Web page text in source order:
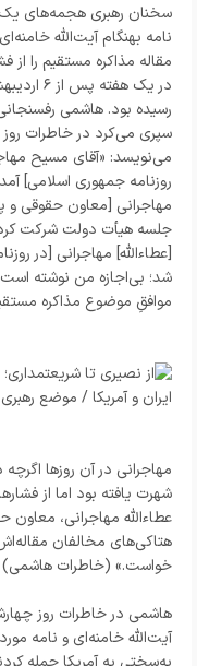
سخنان رهبری هجمه‌های یک
نامه بهنگام آیت‌الله
مقاله مذاکره مستقیم را
در یک
رسیده بود. هاشمی
می‌نویسد: «آقای مسیح
روزنامه جمهوری اسلامی]
مهاجرانی [معاون حقوقی
جلسه هیأت دولت شرکت
[عطاءالله] مهاجرانی [در
شد؛ بی‌اجازه من نوشته
موافقِ موضوع مذاکره
مهاجرانی در آن روزها
عطاءالله مهاجرانی، معاون
هتاکی‌های مخالفان
خواست.» (خاطرات هاشمی)
آیت‌الله خامنه‌ای و نامه